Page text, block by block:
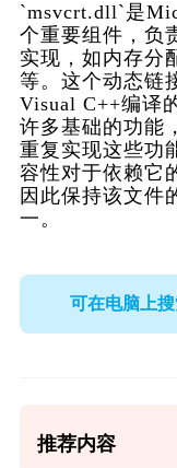
`msvcrt.dll`是
个重要组件，负
实现，如内存分
等。这个动态链
Visual C++编译
许多基础的功能
重复实现这些功
容性对于依赖它
因此保持该文件
一。
可在电脑上
推荐内容